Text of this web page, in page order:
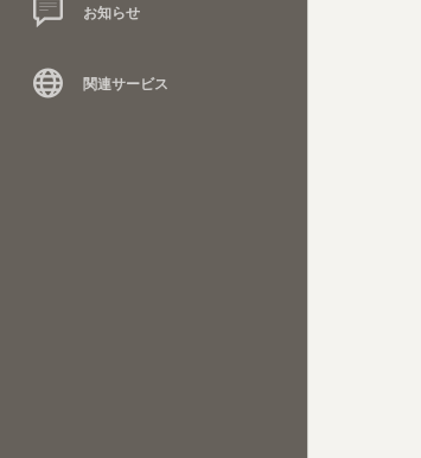
お知らせ
関連サービス